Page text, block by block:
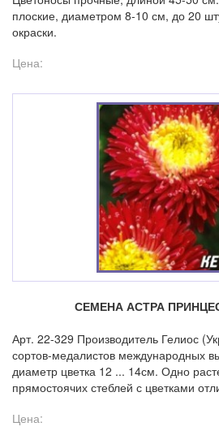
плоские, диаметром 8-10 см, до 20
окраски.
Цена:
СЕМЕНА АСТРА
Арт. 22-329 Производитель Гелиос
сортов-медалистов международных
диаметр цветка 12 ... 14см. Одно
прямостоячих стеблей с цветками
Цена: